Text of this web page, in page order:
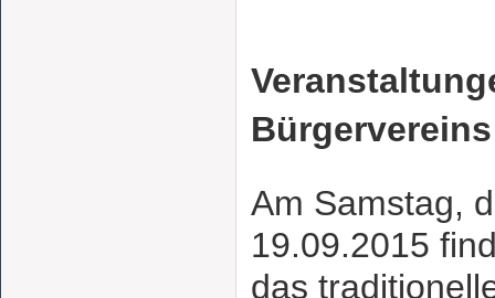
Am Samstag,
19.09.2015
das